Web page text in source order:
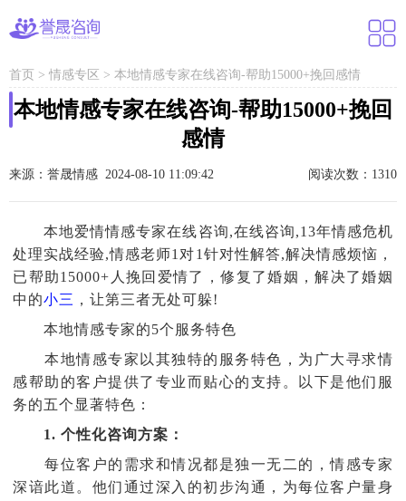
首页 > 情感专区 > 本地情感专家在线咨询-帮助15000+挽回感情
本地情感专家在线咨询-帮助15000+挽回
感情
来源：誉晟情感 2024-08-10 11:09:42 阅读次数：1310
本地爱情情感专家在线咨询,在线咨询,13年情感危机
处理实战经验,情感老师1对1针对性解答,解决情感烦恼，
已帮助15000+人挽回爱情了，修复了婚姻，解决了婚姻
中的小三 ，让第三者无处可躲!
本地情感专家的5个服务特色
本地情感专家以其独特的服务特色，为广大寻求情
感帮助的客户提供了专业而贴心的支持。以下是他们服
务的五个显著特色：
1. 个性化咨询方案：
每位客户的需求和情况都是独一无二的，情感专家
深谙此道。他们通过深入的初步沟通，为每位客户量身